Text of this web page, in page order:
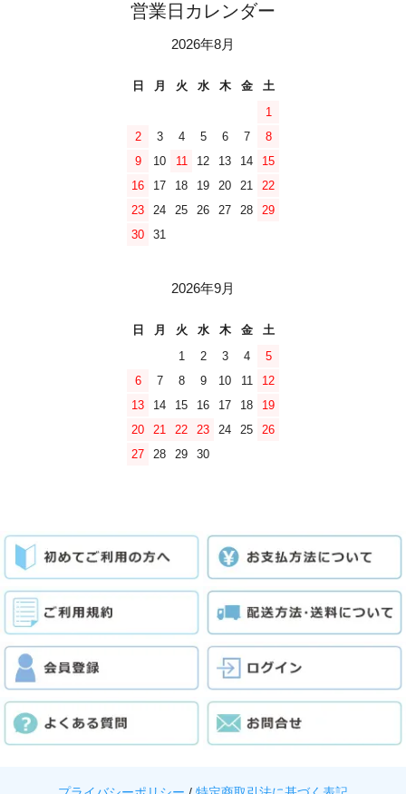
営業日カレンダー
2026年8月
日 月 火 水 木 金
土
1
2
3 4 5 6 7
8
9
10 11 12 13 14
15
16
17 18 19 20 21
22
23
24 25 26 27 28
29
30
31
2026年9月
日 月 火 水 木 金
土
1
2 3 4
5
6
7 8 9 10 11
12
13
14 15 16 17 18
19
20
21 22 23 24 25
26
27
28 29 30